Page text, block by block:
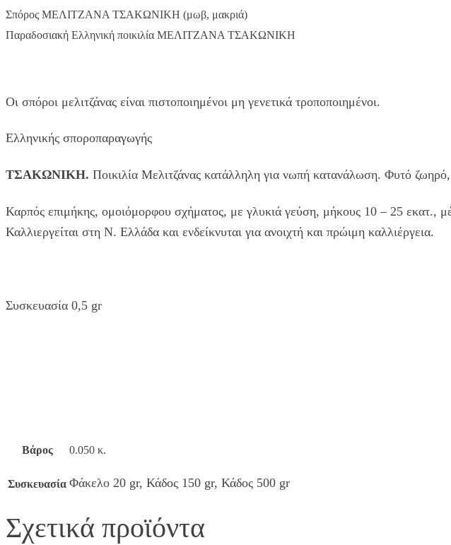
Σπόρος ΜΕΛΙΤΖΑΝΑ ΤΣΑΚΩΝΙΚΗ (μωβ, μακριά)
Παραδοσιακή Ελληνική ποικιλία ΜΕΛΙΤΖΑΝΑ ΤΣΑΚΩΝΙΚΗ
Οι σπόροι μελιτζάνας είναι πιστοποιημένοι μη γενετικά τροποποιημένοι.
Ελληνικής σποροπαραγωγής
ΤΣΑΚΩΝΙΚΗ. Ποικιλία Μελιτζάνας κατάλληλη για νωπή κατανάλωση. Φυτό
Καρπός επιμήκης, ομοιόμορφου σχήματος, με γλυκιά γεύση, μήκους 10 – 25 εκατ.,
Καλλιεργείται στη Ν. Ελλάδα και ενδείκνυται για ανοιχτή και πρώιμη καλλιέργεια.
Συσκευασία 0,5 gr
Βάρος 0.050 κ.
Συσκευασία Φάκελο 20 gr, Κάδος 150 gr, Κάδος 500 gr
Σχετικά προϊόντα